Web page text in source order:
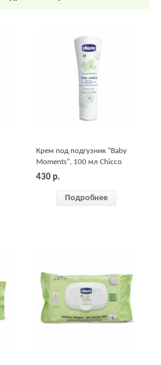
Крем под подгузник "Baby
Moments", 100 мл Chicco
430 р.
Подробнее